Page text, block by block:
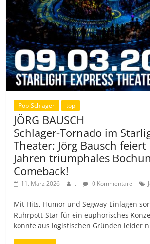
Pop-Schlager top
JÖRG BAUSCH
Schlager-Tornado im
Theater: Jörg Bausch
Jahren triumphales
Comeback!
11. März 2026 . 0 Kommentare
Mit Hits, Humor und Segway-Einlagen
Ruhrpott-Star für ein euphorisches
konnte aus logistischen Gründen leider